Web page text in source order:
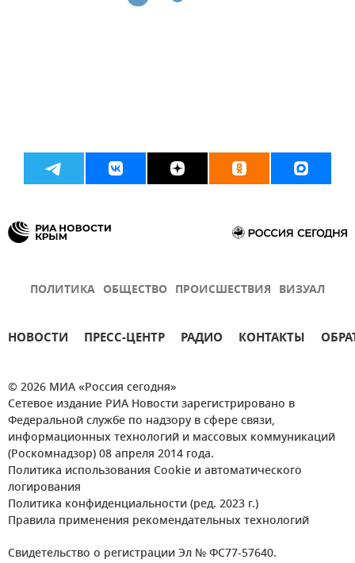
ПОЛИТИКА ОБЩЕСТВО ПРОИСШЕСТВИЯ ВИЗУАЛ
НОВОСТИ ПРЕСС-ЦЕНТР РАДИО КОНТАКТЫ
© 2026 МИА «Россия сегодня»
Сетевое издание РИА Новости зарегистрировано в
Федеральной службе по надзору в сфере связи,
информационных технологий и массовых коммуникаций
(Роскомнадзор) 08 апреля 2014 года.
Политика использования Cookie и автоматического
логирования
Политика конфиденциальности (ред. 2023 г.)
Правила применения рекомендательных технологий
Свидетельство о регистрации Эл № ФС77-57640.